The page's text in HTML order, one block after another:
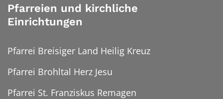
Pfarreien und kirchliche
Einrichtungen
Pfarrei Breisiger Land Heilig Kreuz
Pfarrei Brohltal Herz Jesu
Pfarrei St. Franziskus Remagen